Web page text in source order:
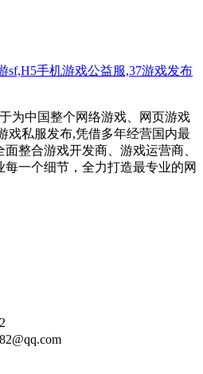
为中国整个网络游戏、网页游戏
戏私服发布,凭借多年经营国内最
整合游戏开发商、游戏运营商、
一个细节，全力打造最专业的网